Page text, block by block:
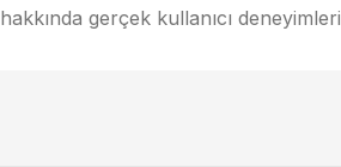
hakkında gerçek kullanıcı deneyimleri